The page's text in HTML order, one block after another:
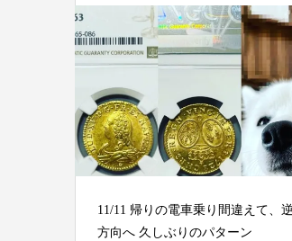
11/11 帰りの電車乗り間違えて、逆
方向へ 久しぶりのパターン